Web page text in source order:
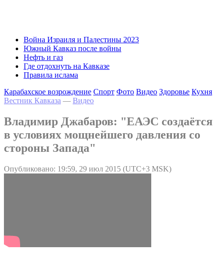
Война Израиля и Палестины 2023
Южный Кавказ после войны
Нефть и газ
Где отдохнуть на Кавказе
Правила ислама
Карабахское возрождение Спорт Фото Видео Здоровье Кухня
Вестник Кавказа — Видео
Владимир Джабаров: "ЕАЭС создаётся
в условиях мощнейшего давления со
стороны Запада"
Опубликовано: 19:59, 29 июл 2015 (UTC+3 MSK)